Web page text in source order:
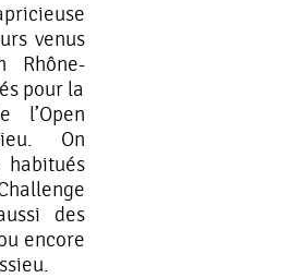
venus
Rhône-
pour la
l’Open
On
des
encore